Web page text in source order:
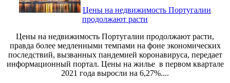
Цены на недвижимость Португалии
продолжают расти
Цены на недвижимость Португалии продолжают расти,
правда более медленными темпами на фоне экономических
последствий, вызванных пандемией коронавируса, передает
информационный портал. Цены на жилье в первом квартале
2021 года выросли на 6,27%....